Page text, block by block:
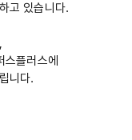
고 있습니다.
플러스에
니다.